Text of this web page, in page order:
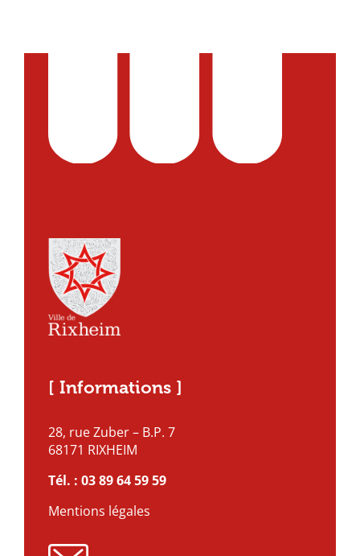
[ Informations ]
28, rue Zuber – B.P. 7
68171 RIXHEIM
Tél. : 03 89 64 59 59
Mentions légales